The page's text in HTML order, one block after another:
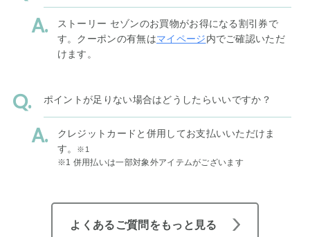
ストーリー セゾンのお買物がお得になる割引券で
す。クーポンの有無はマイページ内でご確認いただ
けます。
ポイントが足りない場合はどうしたらいいですか？
クレジットカードと併用してお支払いいただけま
す。
※1
※1 併用払いは一部対象外アイテムがございます
よくあるご質問をもっと見る